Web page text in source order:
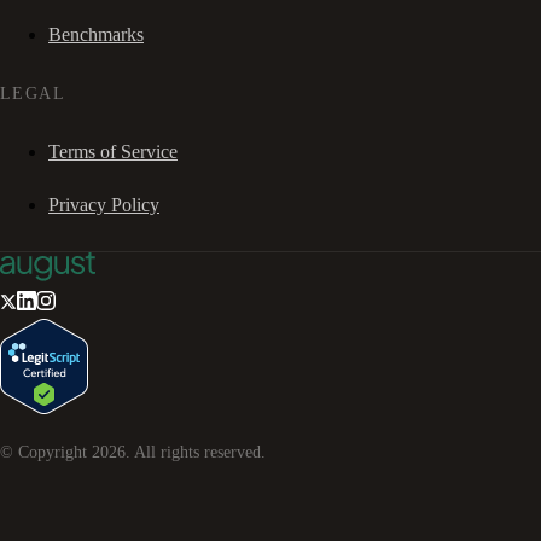
Benchmarks
LEGAL
Terms of Service
Privacy Policy
© Copyright 2026. All rights reserved.